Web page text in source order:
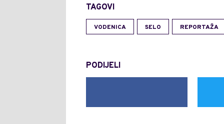
TAGOVI
VODENICA SELO REPORTAŽA
PODIJELI